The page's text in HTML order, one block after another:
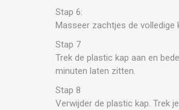
Stap 6:
Masseer zachtjes de volledige
Stap 7
Trek de plastic kap aan en
minuten laten zitten.
Stap 8
Verwijder de plastic kap. Trek